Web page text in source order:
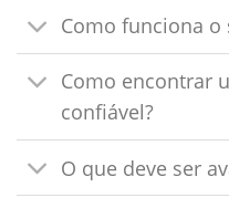
Como funciona o
Como encontrar
confiável?
O que deve ser